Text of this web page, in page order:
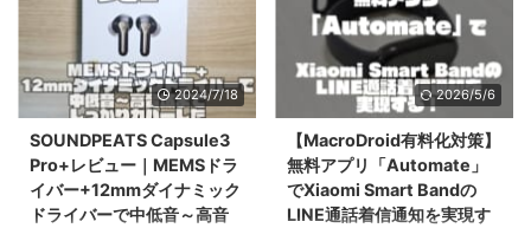
2024/7/18
SOUNDPEATS Capsule3
Pro+レビュー｜MEMSドラ
イバー+12mmダイナミック
ドライバーで中低音～高音
2026/5/6
【MacroDroid有料化対策】
無料アプリ「Automate」
でXiaomi Smart Bandの
LINE通話着信通知を実現す